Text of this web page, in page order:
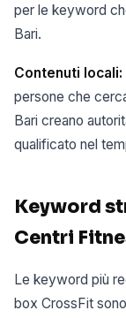
per le keyword
Bari.
Contenuti locali:
persone che
Bari creano
qualificato nel
Keyword
Centri
Le keyword più
box CrossFit